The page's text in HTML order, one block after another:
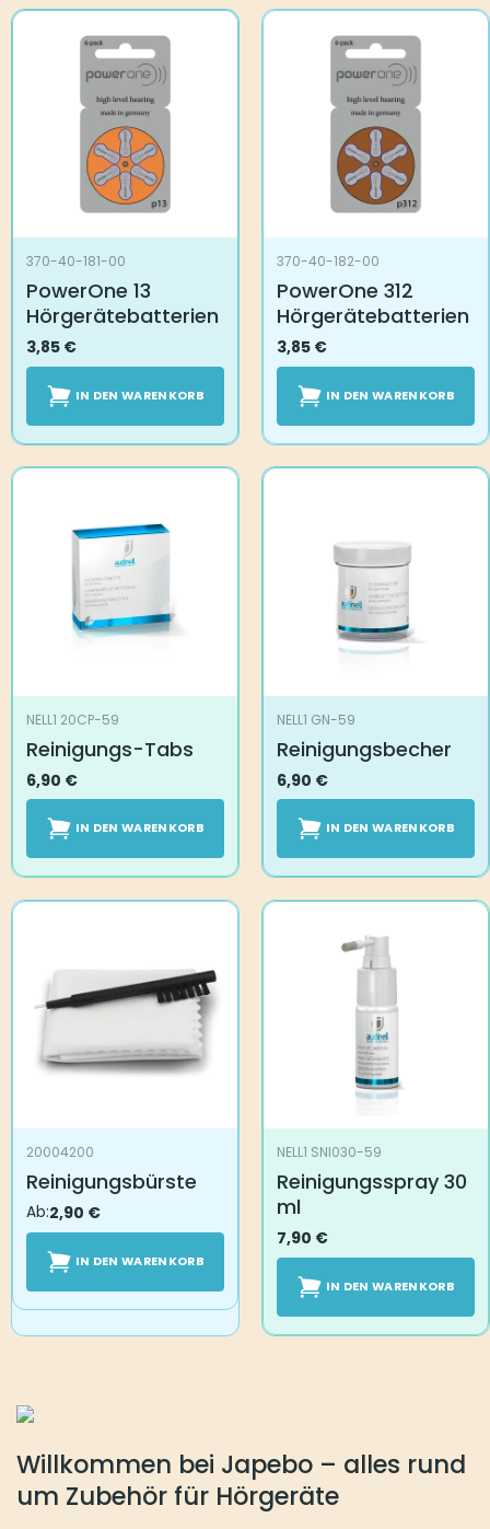
370-40-181-00
PowerOne 13
Hörgerätebatterien
3,85 €
IN DEN WARENKORB
370-40-182-00
PowerOne 312
Hörgerätebatterien
3,85 €
IN DEN WARENKORB
NELL1 20CP-59
Reinigungs-Tabs
6,90 €
IN DEN WARENKORB
NELL1 GN-59
Reinigungsbecher
6,90 €
IN DEN WARENKORB
20004200
Reinigungsbürste
Ab:2,90 €
IN DEN WARENKORB
NELL1 SNI030-59
Reinigungsspray 30
ml
7,90 €
IN DEN WARENKORB
Willkommen bei Japebo – alles rund
um Zubehör für Hörgeräte